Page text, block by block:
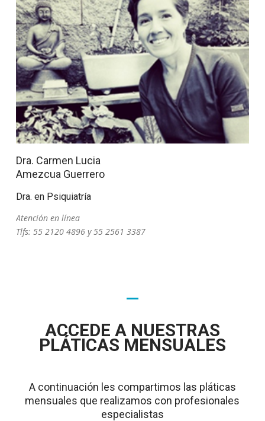
Dra. Carmen Lucia
Amezcua Guerrero
Dra. en Psiquiatría
Atención en línea
Tlfs: 55 2120 4896 y 55 2561 3387
ACCEDE A NUESTRAS
PLÁTICAS MENSUALES
A continuación les compartimos las pláticas
mensuales que realizamos con profesionales
especialistas